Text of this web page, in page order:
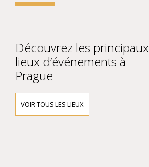
Découvrez les principaux
lieux d’événements à
Prague
VOIR TOUS LES LIEUX